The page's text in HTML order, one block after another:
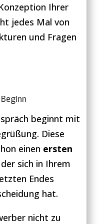
Ihrer
jedes Mal von
und Fragen
beginnt mit
Diese
einen ersten
sich in Ihrem
Endes
hat.
nicht zu